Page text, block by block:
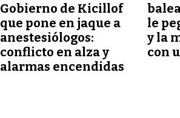
Gobierno de Kicillof
que pone en jaque a
anestesiólogos:
conflicto en alza y
alarmas encendidas
le
y la
con